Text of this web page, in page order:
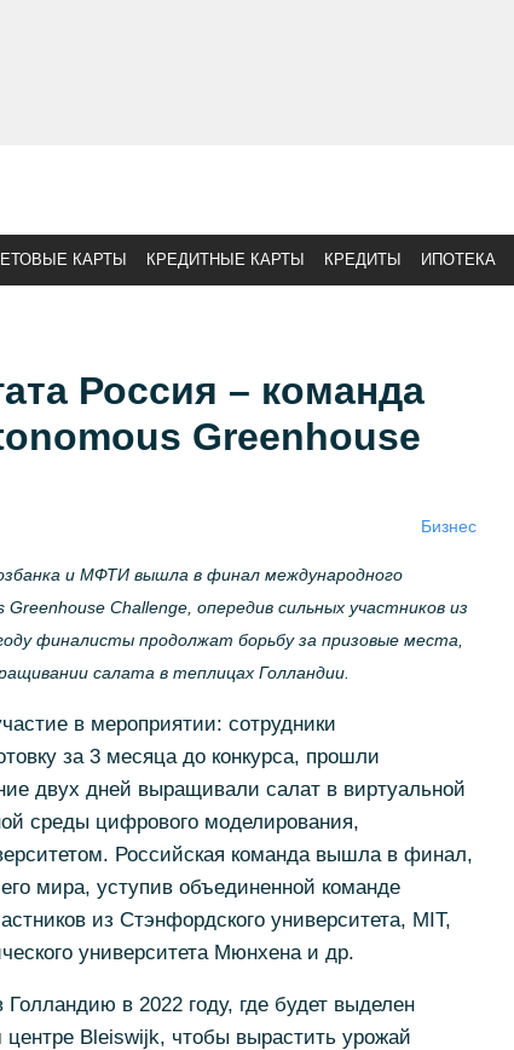
КАРТЫ КРЕДИТНЫЕ КАРТЫ КРЕДИТЫ ИПОТЕКА
Россия – команда
Greenhouse
Бизнес
и МФТИ вышла в финал международного
Greenhouse Challenge, опередив сильных участников из
финалисты продолжат борьбу за призовые места,
салата в теплицах Голландии.
в мероприятии: сотрудники
за 3 месяца до конкурса, прошли
двух дней выращивали салат в виртуальной
среды цифрового моделирования,
Российская команда вышла в финал,
мира, уступив объединенной команде
из Стэнфордского университета, MIT,
университета Мюнхена и др.
в 2022 году, где будет выделен
Bleiswijk, чтобы вырастить урожай